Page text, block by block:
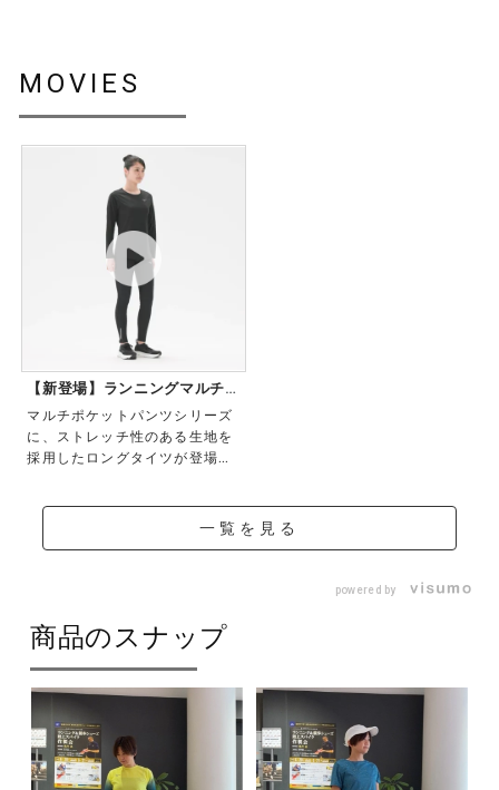
発売シーズン
36：2026年秋冬
06、09：2025年秋冬
MOVIES
【新登場】ランニングマルチポ
ケットロング...
マルチポケットパンツシリーズ
に、ストレッチ性のある生地を
採用したロングタイツが登場！
一覧を見る
powered by
商品のスナップ